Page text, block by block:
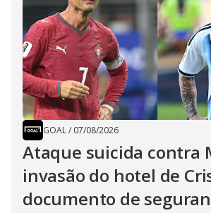
GOAL/ 07/08/2026
Ataque suicida contra
invasão do hotel de
documento de